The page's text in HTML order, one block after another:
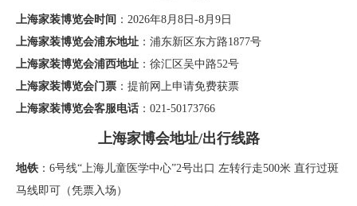
上海家装博览会时间 ：2026年8月8日-8月9日
上海家装博览会浦东地址 ：浦东新区东方路1877号
上海家装博览会浦西地址 ：徐汇区吴中路52号
上海家装博览会门票 ：提前网上申请免费获票
上海家装博览会客服电话 ：021-50173766
上海家博会地址/出行线路
地铁 ：6号线“上海儿童医学中心”2号出口 左转行走500米 直行过斑
马线即可（凭票入场）